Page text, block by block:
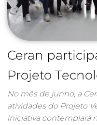
Ceran
Projeto
No mês de junho, a
atividades do Projeto
iniciativa contemplará